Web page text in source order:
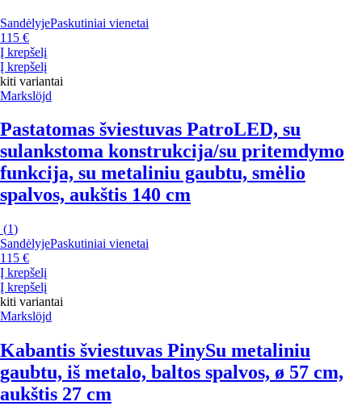
SandėlyjePaskutiniai vienetai
115 €
Į krepšelį
Į krepšelį
kiti variantai
Markslöjd
Pastatomas šviestuvas PatroLED, su
sulankstoma konstrukcija/su pritemdymo
funkcija, su metaliniu gaubtu, smėlio
spalvos, aukštis 140 cm
(1)
SandėlyjePaskutiniai vienetai
115 €
Į krepšelį
Į krepšelį
kiti variantai
Markslöjd
Kabantis šviestuvas PinySu metaliniu
gaubtu, iš metalo, baltos spalvos, ø 57 cm,
aukštis 27 cm